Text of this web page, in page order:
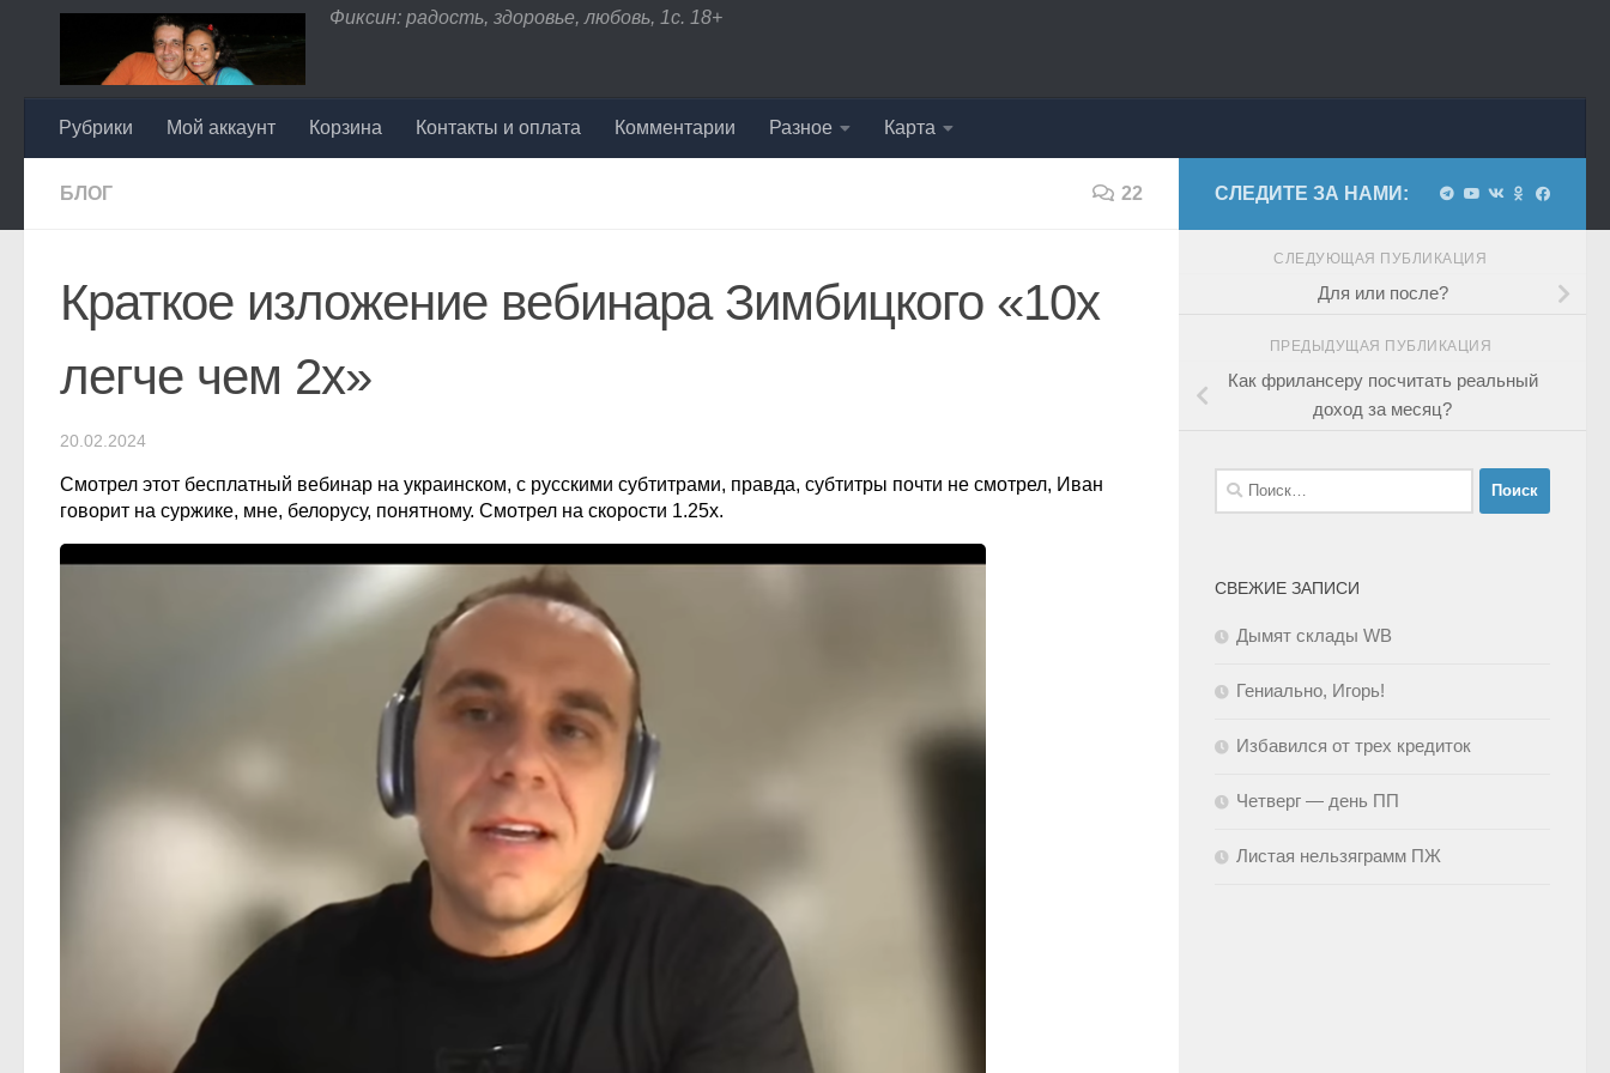
Перейти к содержимому
Фиксин: радость, здоровье, любовь, 1с. 18+
Рубрики Мой аккаунт Корзина Контакты и оплата Комментарии Разное Карта
БЛОГ 22
Краткое изложение вебинара Зимбицкого «10х
легче чем 2х»
20.02.2024
Смотрел этот бесплатный вебинар на украинском, с русскими субтитрами, правда, субтитры почти не смотрел, Иван
говорит на суржике, мне, белорусу, понятному. Смотрел на скорости 1.25х.
СЛЕДИТЕ ЗА НАМИ:
СЛЕДУЮЩАЯ ПУБЛИКАЦИЯ
Для или после?
ПРЕДЫДУЩАЯ ПУБЛИКАЦИЯ
Как фрилансеру посчитать реальный
доход за месяц?
Найти:
СВЕЖИЕ ЗАПИСИ
Дымят склады WB
Гениально, Игорь!
Избавился от трех кредиток
Четверг — день ПП
Листая нельзяграмм ПЖ